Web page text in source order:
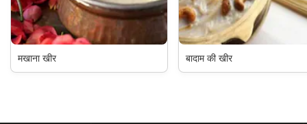
मखाना खीर बादाम की खीर